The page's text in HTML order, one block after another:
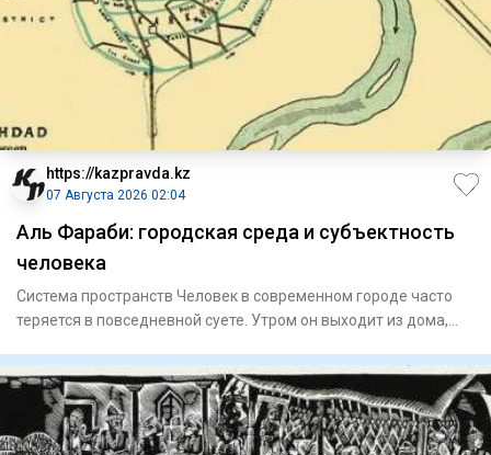
https://kazpravda.kz
07 Августа 2026 02:04
Аль Фараби: городская среда и субъектность
человека
Система пространств Человек в современном городе часто
теряется в повседневной суете. Утром он выходит из дома,